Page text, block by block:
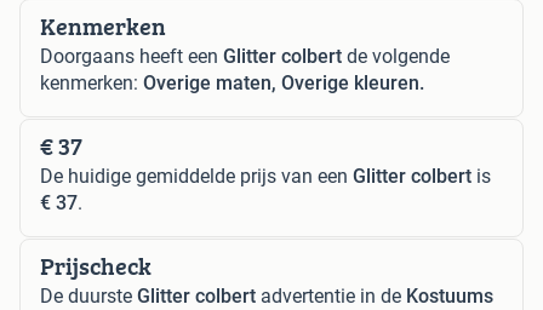
Kenmerken
Doorgaans heeft een Glitter colbert de volgende
kenmerken: Overige maten, Overige kleuren.
€ 37
De huidige gemiddelde prijs van een Glitter colbert is
€ 37.
Prijscheck
De duurste Glitter colbert advertentie in de Kostuums